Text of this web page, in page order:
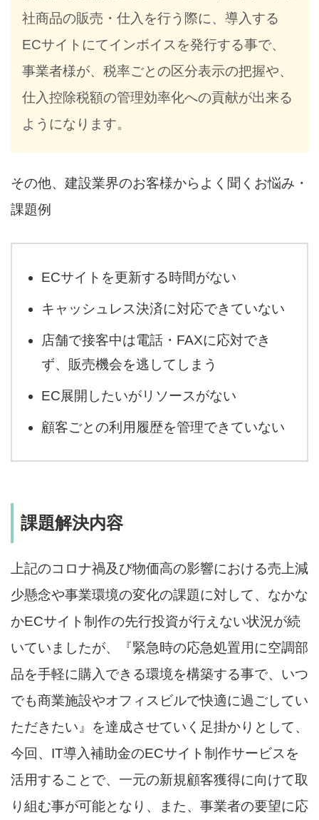
社商品の販売・仕入を行う際に、導入する
ECサイトにてインボイスを発行する事で、
事業者様が、税率ごとの区分表示の把握や、
仕入控除税額の管理効率化への貢献が出来る
ようになります。
その他、建設業界のお客様からよく聞くお悩み・
課題例
ECサイトを更新する時間がない
キャッシュレス決済に対応できていない
店舗で接客中は電話・FAXに応対でき
ず、販売機会を逃してしまう
EC展開したいがリソースがない
顧客ごとの利用履歴を管理できていない
課題解決内容
上記のコロナ禍及び物価高の影響における売上減
少懸念や事業環境の変化の課題に対して、なかな
かECサイト制作の先行投資が行えない状況が続
いていましたが、『緊急時の応急処置用に空調部
品を手軽に購入できる環境を構築する事で、いつ
でも商業施設やオフィスビルで快適に過ごしてい
ただきたい』を達成させていく足掛かりとして、
今回、IT導入補助金のECサイト制作サービスを
活用することで、一元の新規顧客獲得に向けて取
り組む事が可能となり、また、事業者の要望に応